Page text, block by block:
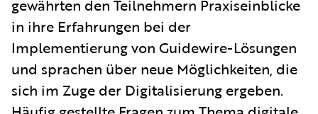
gewährten den Teilnehmern Praxiseinblicke
in ihre Erfahrungen bei der
Implementierung von Guidewire-Lösungen
und sprachen über neue Möglichkeiten, die
sich im Zuge der Digitalisierung ergeben.